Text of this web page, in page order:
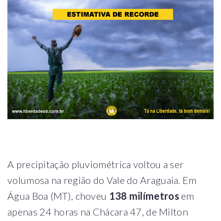
A precipitação pluviométrica voltou a ser
volumosa na região do Vale do Araguaia. Em
Água Boa (MT), choveu 138 milímetrosem
apenas 24 horas na Chácara 47, de Milton